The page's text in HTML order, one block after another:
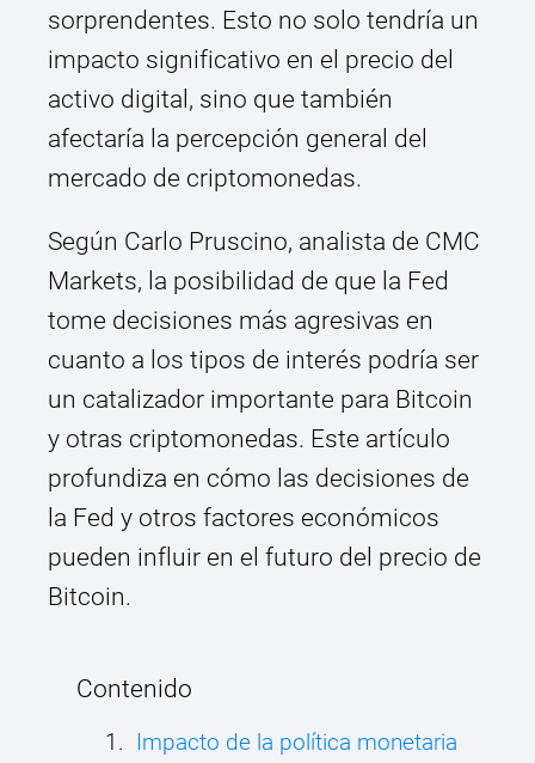
sorprendentes. Esto no solo tendría un
impacto significativo en el precio del
activo digital, sino que también
afectaría la percepción general del
mercado de criptomonedas.
Según Carlo Pruscino, analista de CMC
Markets, la posibilidad de que la Fed
tome decisiones más agresivas en
cuanto a los tipos de interés podría ser
un catalizador importante para Bitcoin
y otras criptomonedas. Este artículo
profundiza en cómo las decisiones de
la Fed y otros factores económicos
pueden influir en el futuro del precio de
Bitcoin.
Contenido
Impacto de la política monetaria